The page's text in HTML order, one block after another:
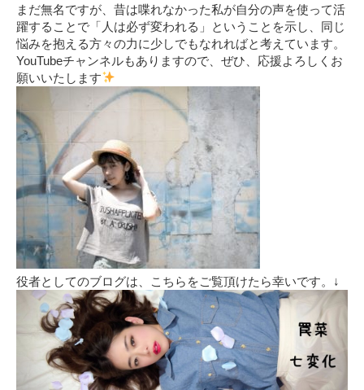
まだ無名ですが、昔は喋れなかった私が自分の声を使って活
躍することで「人は必ず変われる」ということを示し、同じ
悩みを抱える方々の力に少しでもなれればと考えています。
YouTubeチャンネルもありますので、ぜひ、応援よろしくお
願いいたします
役者としてのブログは、こちらをご覧頂けたら幸いです。↓